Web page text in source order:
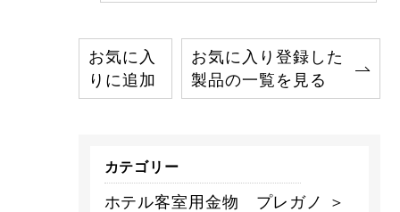
お気に入
りに追加
お気に入り登録した
製品の一覧を見る
カテゴリー
ホテル客室用金物 プレガノ ＞